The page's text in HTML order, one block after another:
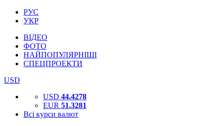
РУС
УКР
ВІДЕО
ФОТО
НАЙПОПУЛЯРНІШІ
СПЕЦПРОЕКТИ
USD
USD 44.4278
EUR 51.3281
Всі курси валют